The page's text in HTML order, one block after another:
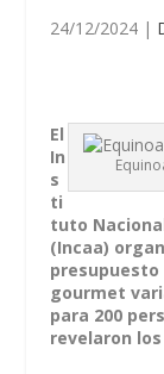
24/12/2024 |
El
In
s
ti
tuto
(Incaa)
presupuesto
gourmet
para 200
revelaron